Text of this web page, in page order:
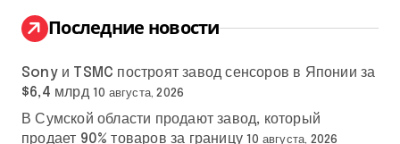
:
Последние новости
Sony и TSMC построят завод сенсоров в Японии за
$6,4 млрд 10 августа, 2026
В Сумской области продают завод, который
продает 90% товаров за границу 10 августа, 2026